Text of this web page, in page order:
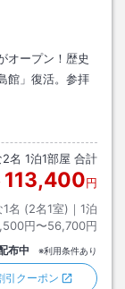
オープン！歴史
館」復活。参拝
2名 1泊1部屋 合計
113,400円
1名 (2名1室)｜ 1泊
円〜56,700円
布中 ※利用条件あり
引クーポン